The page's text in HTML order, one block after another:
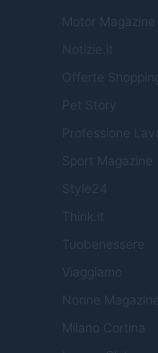
Motor Magazine
Notizie.it
Offerte
Pet Story
Professione
Sport Magazine
Style24
Think.it
Tuobenessere
Viaggiamo
Nonne Magazine
Milano Cortina